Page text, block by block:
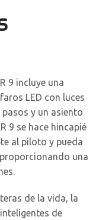
9 incluye una
LED con luces
y un asiento
9 se hace hincapié
al piloto y pueda
una
de la vida, la
de